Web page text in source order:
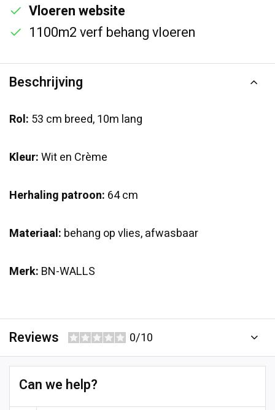
Vloeren website
1100m2 verf behang vloeren
Beschrijving
Rol: 53 cm breed, 10m lang
Kleur:Wit en Crème
Herhaling patroon: 64 cm
Materiaal: behang op vlies, afwasbaar
Merk: BN-WALLS
Reviews 0/10
Can we help?